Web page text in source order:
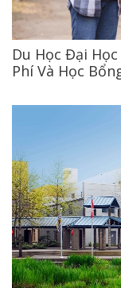
Du Học Đại
Phí Và Học